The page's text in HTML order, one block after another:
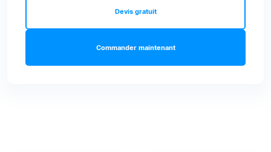
Commander maintenant
Devis gratuit